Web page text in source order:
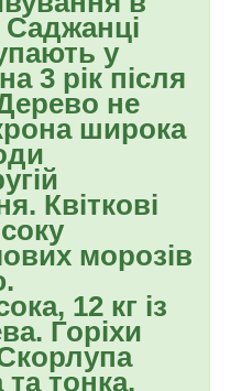
Саджанці
у
3 рік після
не
широка
Квіткові
морозів
12 кг із
Горіхи
тонка.